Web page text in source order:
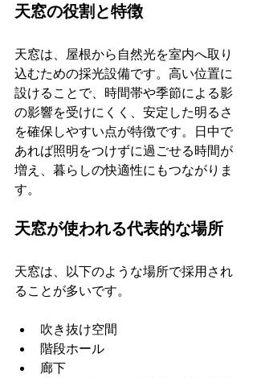
天窓の役割と特徴
天窓は、屋根から自然光を室内へ取り
込むための採光設備です。高い位置に
設けることで、時間帯や季節による影
の影響を受けにくく、安定した明るさ
を確保しやすい点が特徴です。日中で
あれば照明をつけずに過ごせる時間が
増え、暮らしの快適性にもつながりま
す。
天窓が使われる代表的な場所
天窓は、以下のような場所で採用され
ることが多いです。
吹き抜け空間
階段ホール
廊下